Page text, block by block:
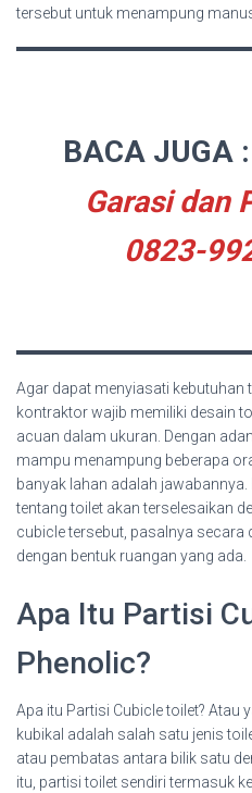
tersebut untuk menampung
BACA JUGA :
Garasi dan
0823-
Agar dapat menyiasati kebutuhan
kontraktor wajib memiliki desain
acuan dalam ukuran. Dengan
mampu menampung beberapa
banyak lahan adalah
tentang toilet akan terselesaikan
cubicle tersebut, pasalnya secara
dengan bentuk ruangan yang ada.
Apa Itu Partisi
Phenolic?
Apa itu Partisi Cubicle toilet? Atau
kubikal adalah salah satu jenis
atau pembatas antara bilik satu
itu, partisi toilet sendiri termasuk